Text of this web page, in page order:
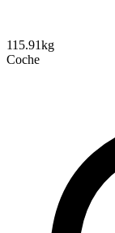
115.91kg
Coche